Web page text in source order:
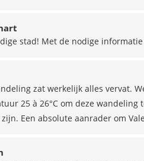
stad! Met de nodige informatie
zat werkelijk alles vervat.
25 à 26°C om deze
Een absolute aanrader om